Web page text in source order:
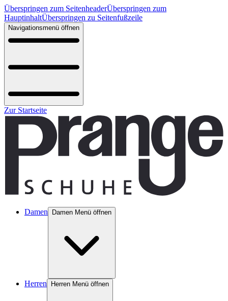
Überspringen zum SeitenheaderÜberspringen zum
HauptinhaltÜberspringen zu Seitenfußzeile
Navigationsmenü öffnen
Zur Startseite
Damen Damen Menü öffnen
Herren Herren Menü öffnen